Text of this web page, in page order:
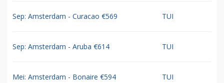
Sep: Amsterdam - Curacao €569 TUI
Sep: Amsterdam - Aruba €614 TUI
Mei: Amsterdam - Bonaire €594 TUI